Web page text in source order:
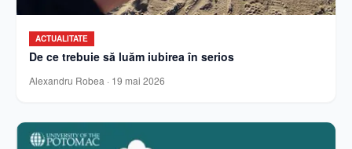
ACTUALITATE
De ce trebuie să luăm iubirea în serios
Alexandru Robea · 19 mai 2026